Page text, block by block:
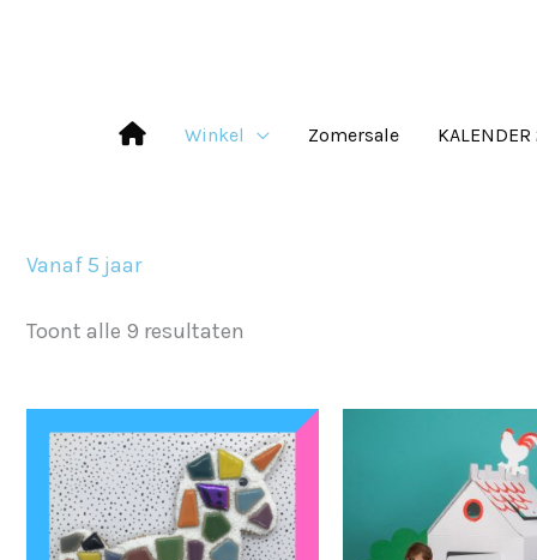
Winkel Zomersale
Vanaf 5 jaar
Toont alle 9 resultaten
Dit
product
heeft
meerdere
prijs
was: